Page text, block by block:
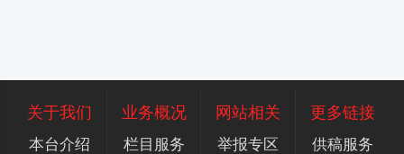
关于我们
本台介绍
业务概况
栏目服务
网站相关
举报专区
更多链接
供稿服务